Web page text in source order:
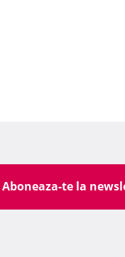
Aboneaza-te la